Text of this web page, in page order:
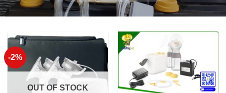
-2%
OUT OF STOCK